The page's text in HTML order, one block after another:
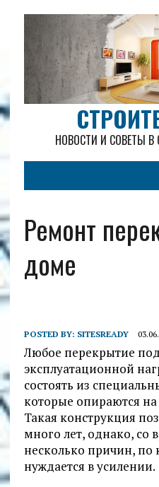
НОВОСТИ И СОВЕТЫ В
Ремонт
доме
POSTED BY: SITESREADY
Любое перекрытие
эксплуатационной
состоять из
которые опираются
Такая конструкция
много лет, однако, со
несколько причин,
нуждается в усилении.